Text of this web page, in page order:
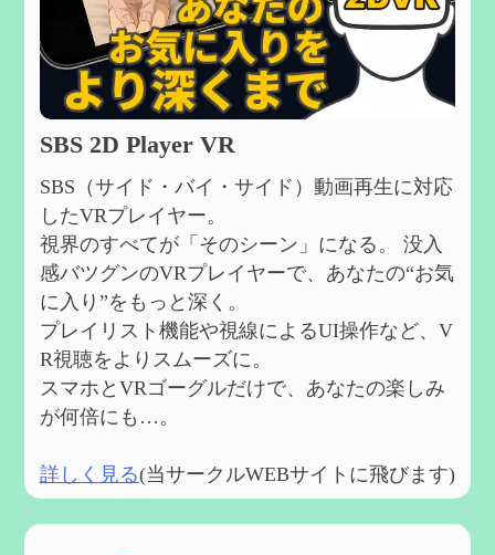
SBS 2D Player VR
SBS（サイド・バイ・サイド）動画再生に対応
したVRプレイヤー。
視界のすべてが「そのシーン」になる。 没入
感バツグンのVRプレイヤーで、あなたの“お気
に入り”をもっと深く。
プレイリスト機能や視線によるUI操作など、V
R視聴をよりスムーズに。
スマホとVRゴーグルだけで、あなたの楽しみ
が何倍にも…。
詳しく見る(当サークルWEBサイトに飛びます)